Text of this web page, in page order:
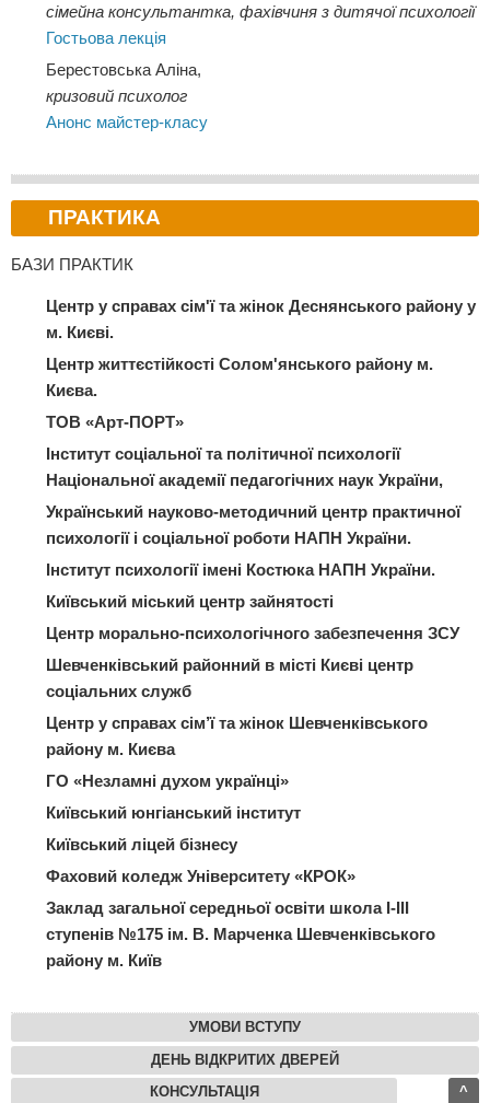
сімейна консультантка, фахівчиня з дитячої психології
Гостьова лекція
Берестовська Аліна,
кризовий психолог
Анонс майстер-класу
ПРАКТИКА
БАЗИ ПРАКТИК
Центр у справах сім'ї та жінок Деснянського району у
м. Києві.
Центр життєстійкості Солом'янського району м.
Києва.
ТОВ «Арт-ПОРТ»
Інститут соціальної та політичної психології
Національної академії педагогічних наук України,
Український науково-методичний центр практичної
психології і соціальної роботи НАПН України.
Інститут психології імені Костюка НАПН України.
Київський міський центр зайнятості
Центр морально-психологічного забезпечення ЗСУ
Шевченківський районний в місті Києві центр
соціальних служб
Центр у справах сім’ї та жінок Шевченківського
району м. Києва
ГО «Незламні духом українці»
Київський юнгіанський інститут
Київський ліцей бізнесу
Фаховий коледж Університету «КРОК»
Заклад загальної середньої освіти школа І-ІІІ
ступенів №175 ім. В. Марченка Шевченківського
району м. Київ
УМОВИ ВСТУПУ
ДЕНЬ ВІДКРИТИХ ДВЕРЕЙ
КОНСУЛЬТАЦІЯ ^